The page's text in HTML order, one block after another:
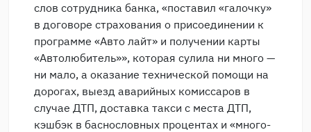
слов сотрудника банка, «поставил «галочку»
в договоре страхования о присоединении к
программе «Авто лайт» и получении карты
«Автолюбитель»», которая сулила ни много —
ни мало, а оказание технической помощи на
дорогах, выезд аварийных комиссаров в
случае ДТП, доставка такси с места ДТП,
кэшбэк в баснословных процентах и «много-